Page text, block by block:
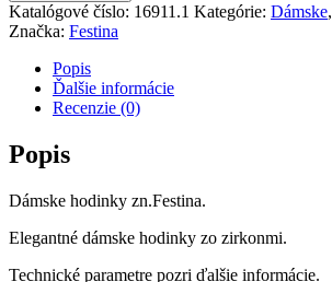
Katalógové číslo: 16911.1 Kategórie: Dámske,
Značka: Festina
Popis
Ďalšie informácie
Recenzie (0)
Popis
Dámske hodinky zn.Festina.
Elegantné dámske hodinky zo zirkonmi.
Technické parametre pozri ďalšie informácie.